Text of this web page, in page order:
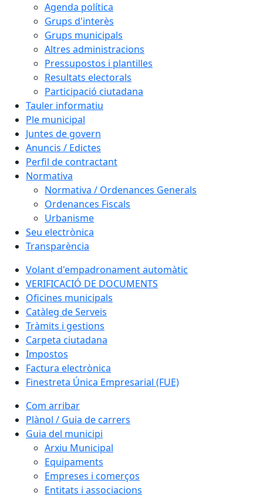
Agenda política
Grups d'interès
Grups municipals
Altres administracions
Pressupostos i plantilles
Resultats electorals
Participació ciutadana
Tauler informatiu
Ple municipal
Juntes de govern
Anuncis / Edictes
Perfil de contractant
Normativa
Normativa / Ordenances Generals
Ordenances Fiscals
Urbanisme
Seu electrònica
Transparència
Volant d'empadronament automàtic
VERIFICACIÓ DE DOCUMENTS
Oficines municipals
Catàleg de Serveis
Tràmits i gestions
Carpeta ciutadana
Impostos
Factura electrònica
Finestreta Única Empresarial (FUE)
Com arribar
Plànol / Guia de carrers
Guia del municipi
Arxiu Municipal
Equipaments
Empreses i comerços
Entitats i associacions